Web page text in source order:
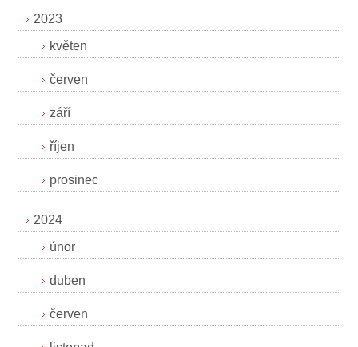
2023
květen
červen
září
říjen
prosinec
2024
únor
duben
červen